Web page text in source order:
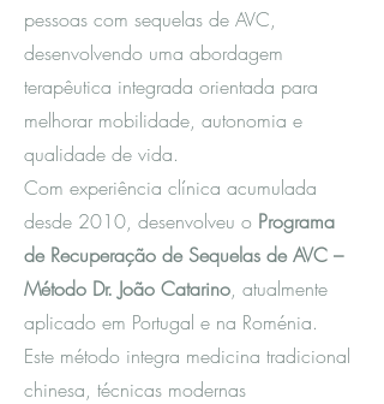
pessoas com sequelas de AVC,
desenvolvendo uma abordagem
terapêutica integrada orientada para
melhorar mobilidade, autonomia e
qualidade de vida.
Com experiência clínica acumulada
desde 2010, desenvolveu o Programa
de Recuperação de Sequelas de AVC –
Método Dr. João Catarino, atualmente
aplicado em Portugal e na Roménia.
Este método integra medicina tradicional
chinesa, técnicas modernas